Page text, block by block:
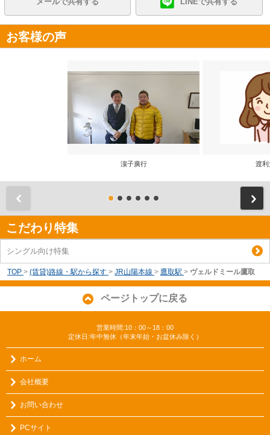
お客様の声
濵子廣行 渡利
こだわり特集
シングル向け特集
TOP > (賃貸)路線・駅から探す > JR山陽本線 > 鷹取駅 > ヴェルドミール鷹取
ページトップに戻る
営業時間:10：00～18：00
定休日:年中無休（年末年始・お盆休み除く）
ホーム
会社概要
お問い合わせ
PCサイト